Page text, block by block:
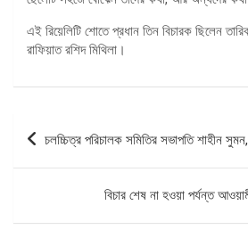
এই রিয়েলিটি শোতে প্রধান তিন বিচারক ছিলেন
রাফিয়াত রশিদ মিথিলা।
পোস্ট
ন্যাভিগেশন
চলচ্চিত্র পরিচালক সমিতির সভাপতি শাহীন
বিচার শেষ না হওয়া পর্যন্ত